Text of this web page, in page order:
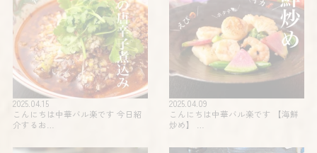
2025.04.15
こんにちは中華バル楽です 今日紹
介するお…
2025.04.09
こんにちは中華バル楽です 【海鮮
炒め】 …